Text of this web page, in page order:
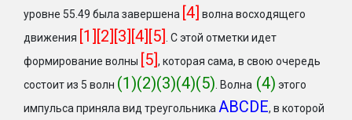
уровне 55.49 была завершена [4] волна восходящего
движения [1][2][3][4][5]. С этой отметки идет
формирование волны [5], которая сама, в свою очередь
состоит из 5 волн (1)(2)(3)(4)(5). Волна (4) этого
импульса приняла вид треугольникаABCDE, в которой